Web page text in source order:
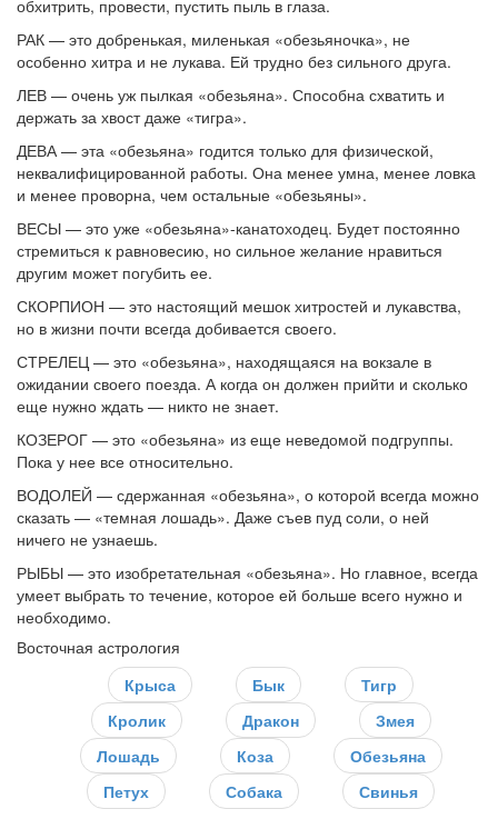
обхитрить, провести, пустить пыль в глаза.
РАК — это добренькая, миленькая «обезьяночка», не
особенно хитра и не лукава. Ей трудно без сильного друга.
ЛЕВ — очень уж пылкая «обезьяна». Способна схватить и
держать за хвост даже «тигра».
ДЕВА — эта «обезьяна» годится только для физической,
неквалифицированной работы. Она менее умна, менее ловка
и менее проворна, чем остальные «обезьяны».
ВЕСЫ — это уже «обезьяна»-канатоходец. Будет постоянно
стремиться к равновесию, но сильное желание нравиться
другим может погубить ее.
СКОРПИОН — это настоящий мешок хитростей и лукавства,
но в жизни почти всегда добивается своего.
СТРЕЛЕЦ — это «обезьяна», находящаяся на вокзале в
ожидании своего поезда. А когда он должен прийти и сколько
еще нужно ждать — никто не знает.
КОЗЕРОГ — это «обезьяна» из еще неведомой подгруппы.
Пока у нее все относительно.
ВОДОЛЕЙ — сдержанная «обезьяна», о которой всегда можно
сказать — «темная лошадь». Даже съев пуд соли, о ней
ничего не узнаешь.
РЫБЫ — это изобретательная «обезьяна». Но главное, всегда
умеет выбрать то течение, которое ей больше всего нужно и
необходимо.
Восточная астрология
Крыса
Бык
Тигр
Кролик
Дракон
Змея
Лошадь
Коза
Обезьяна
Петух
Собака
Свинья